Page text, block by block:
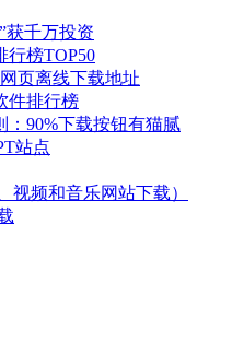
获千万投资
行榜TOP50
页离线下载地址
件排行榜
90%下载按钮有猫腻
站点
视频和音乐网站下载）